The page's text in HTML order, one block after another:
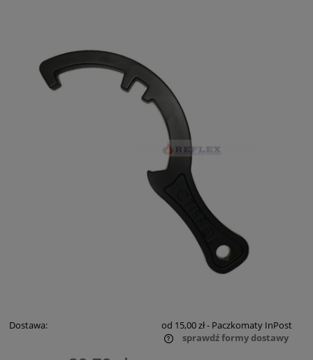
Dostawa: od 15,00 zł- Paczkomaty InPost
sprawdź formy dostawy